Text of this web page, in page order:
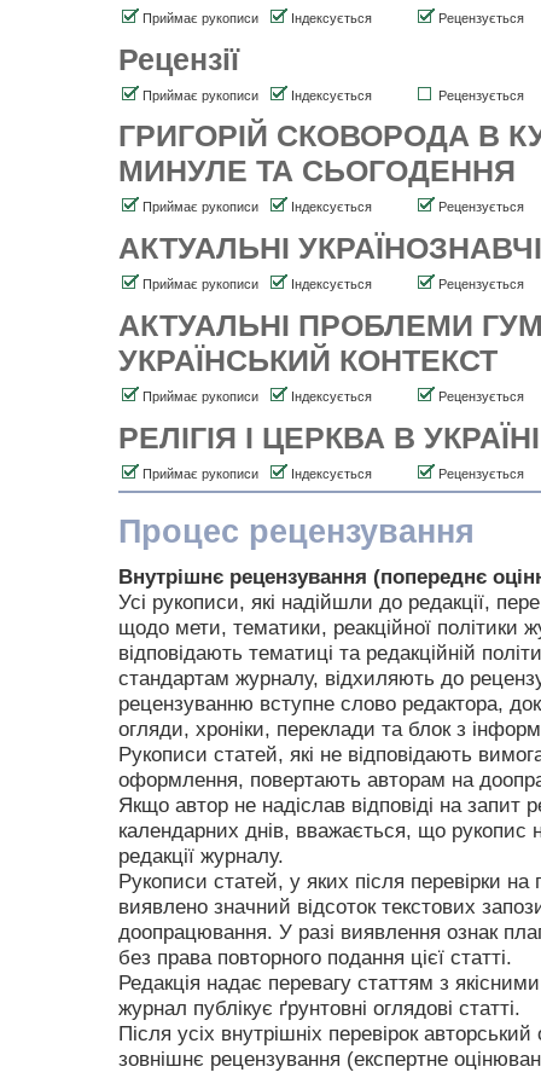
Приймає рукописи Індексується Рецензується
Рецензії
Приймає рукописи Індексується Рецензується
ГРИГОРІЙ СКОВОРОДА В
МИНУЛЕ ТА СЬОГОДЕННЯ
Приймає рукописи Індексується Рецензується
АКТУАЛЬНІ
Приймає рукописи Індексується Рецензується
АКТУАЛЬНІ ПРОБЛЕМИ
УКРАЇНСЬКИЙ КОНТЕКСТ
Приймає рукописи Індексується Рецензується
РЕЛІГІЯ І ЦЕРКВА В УКРАЇНІ
Приймає рукописи Індексується Рецензується
Процес рецензування
Внутрішнє рецензування (попереднє
Усі рукописи, які надійшли до редакції,
щодо мети, тематики, реакційної політики
відповідають тематиці та редакційній
стандартам журналу, відхиляють до
рецензуванню вступне слово редактора,
огляди, хроніки, переклади та блок з
Рукописи статей, які не відповідають
оформлення, повертають авторам на
Якщо автор не надіслав відповіді на запит
календарних днів, вважається, що рукопис
редакції журналу.
Рукописи статей, у яких після перевірки
виявлено значний відсоток текстових
доопрацювання. У разі виявлення ознак
без права повторного подання цієї статті.
Редакція надає перевагу статтям з
журнал публікує ґрунтовні оглядові статті.
Після усіх внутрішніх перевірок
зовнішнє рецензування (експертне